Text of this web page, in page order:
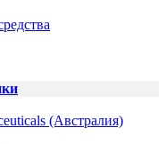
(Австралия)